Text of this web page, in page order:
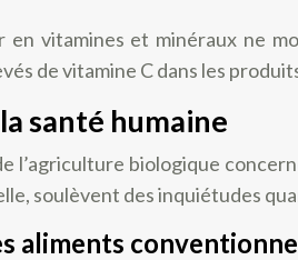
vitamines et minéraux ne
de vitamine C dans les
santé humaine
l’agriculture biologique
soulèvent des inquiétudes
aliments